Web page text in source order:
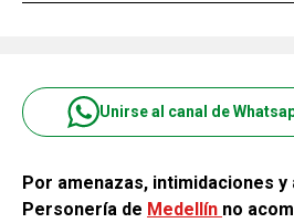
Unirse al canal de
Por amenazas, intimidaciones
Personería de Medellín no